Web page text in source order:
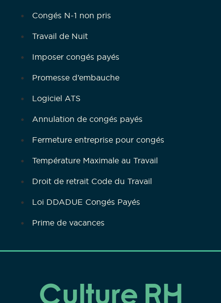
Congés N-1 non pris
Travail de Nuit
Imposer congés payés
Promesse d’embauche
Logiciel ATS
Annulation de congés payés
Fermeture entreprise pour congés
Température Maximale au Travail
Droit de retrait Code du Travail
Loi DDADUE Congés Payés
Prime de vacances